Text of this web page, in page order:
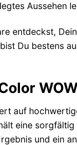
Aussehen
entdeckst,
bist Du bestens
auf
eine
und ein